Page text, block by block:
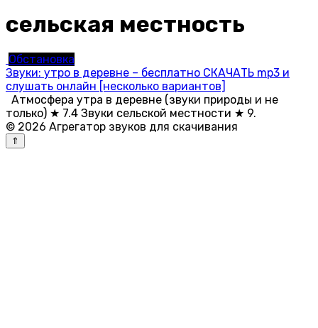
сельская местность
Обстановка
Звуки: утро в деревне – бесплатно СКАЧАТЬ mp3 и
слушать онлайн [несколько вариантов]
Атмосфера утра в деревне (звуки природы и не
только) ★ 7.4 Звуки сельской местности ★ 9.
© 2026 Агрегатор звуков для скачивания